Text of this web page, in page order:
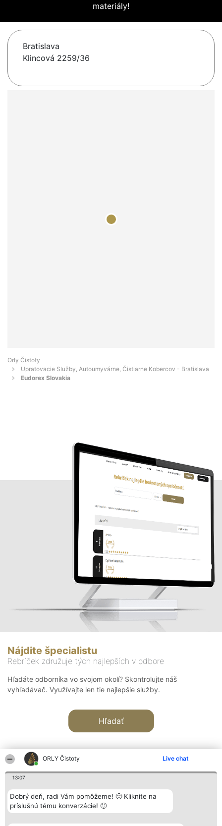
ORLY Čistoty Live chat
13:07
Dobrý deň, radi Vám pomôžeme! 🙂 Kliknite na
príslušnú tému konverzácie! 🙂
materiály!
Bratislava
Klincová 2259/36
Orly Čistoty
Upratovacie Služby, Autoumyvárne, Čistiarne Kobercov - Bratislava
Eudorex Slovakia
Nájdite špecialistu
Rebríček združuje tých najlepších v odbore
Hľadáte odborníka vo svojom okolí? Skontrolujte náš
vyhľadávač. Využívajte len tie najlepšie služby.
Hľadať
Organizátor hodnotenia
Bright Side Solutions sp. z o.
o. sp. k.
Wrocław 50-079
Hodnotenie
Laureáti
Lista
Laureatów
Kontakt
Kontakt